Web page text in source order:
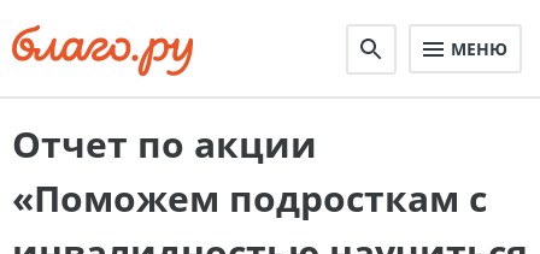
МЕНЮ
Отчет по акции
«Поможем подросткам с